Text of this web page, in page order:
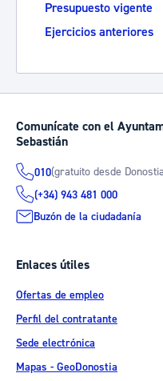
Presupuesto vigente
Ejercicios anteriores
Comunícate con el
Sebastián
010(gratuito desde
(+34) 943 481 000
Buzón de la ciudadanía
Enlaces útiles
Ofertas de empleo
Perfil del contratante
Sede electrónica
Mapas - GeoDonostia